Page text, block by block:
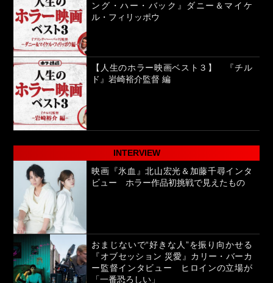
ング・ハー・バック』ダニー＆マイケ
ル・フィリッポウ
【人生のホラー映画ベスト３】 『チル
ド』岩崎裕介監督 編
INTERVIEW
映画『氷血』北山宏光＆加藤千尋インタ
ビュー ホラー作品初挑戦で見えたもの
おまじないで“好きな人”を振り向かせる
『オブセッション 災愛』カリー・バーカ
ー監督インタビュー ヒロインの立場が
「一番恐ろしい」